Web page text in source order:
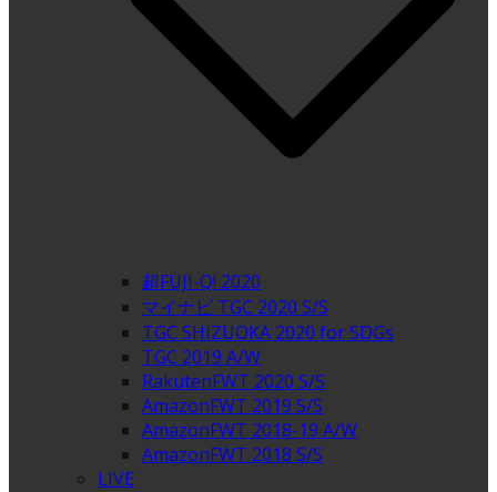
超FUJI-Q! 2020
マイナビ TGC 2020 S/S
TGC SHIZUOKA 2020 for SDGs
TGC 2019 A/W
RakutenFWT 2020 S/S
AmazonFWT 2019 S/S
AmazonFWT 2018-19 A/W
AmazonFWT 2018 S/S
LIVE